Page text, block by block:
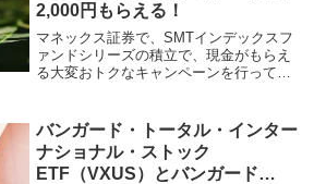
2,000円もらえる！
マネックス証券で、SMTインデックスフ
ァンドシリーズの積立で、現金がもらえ
る大変おトクなキャンペーンを行ってい
の簡単な紹介と今回の投資信託積立キャ
ンペーンの内容につい...
バンガード・トータル・インター
ナショナル・ストック
ETF（VXUS）とバンガード